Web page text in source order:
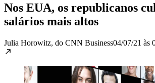
Nos EUA, os republicanos
salários mais altos
Julia Horowitz, do CNN Business04/07/21 às